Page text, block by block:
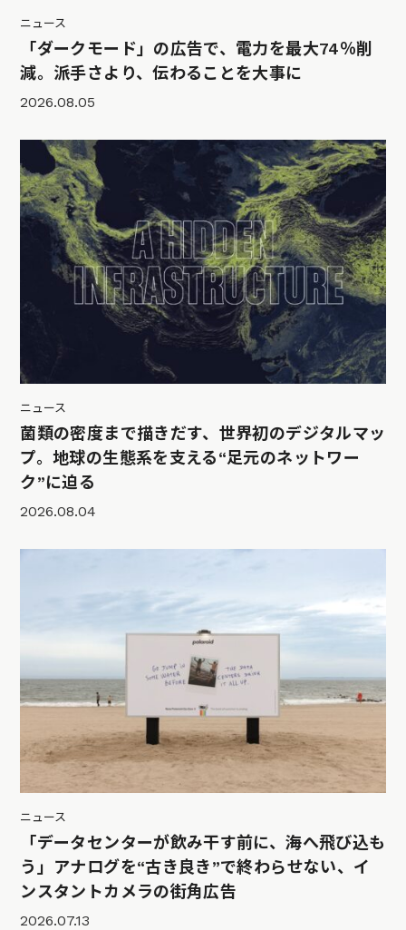
ニュース
「ダークモード」の広告で、電力を最大74％削
減。派手さより、伝わることを大事に
2026.08.05
ニュース
菌類の密度まで描きだす、世界初のデジタルマッ
プ。地球の生態系を支える“足元のネットワー
ク”に迫る
2026.08.04
ニュース
「データセンターが飲み干す前に、海へ飛び込も
う」アナログを“古き良き”で終わらせない、イ
ンスタントカメラの街角広告
2026.07.13